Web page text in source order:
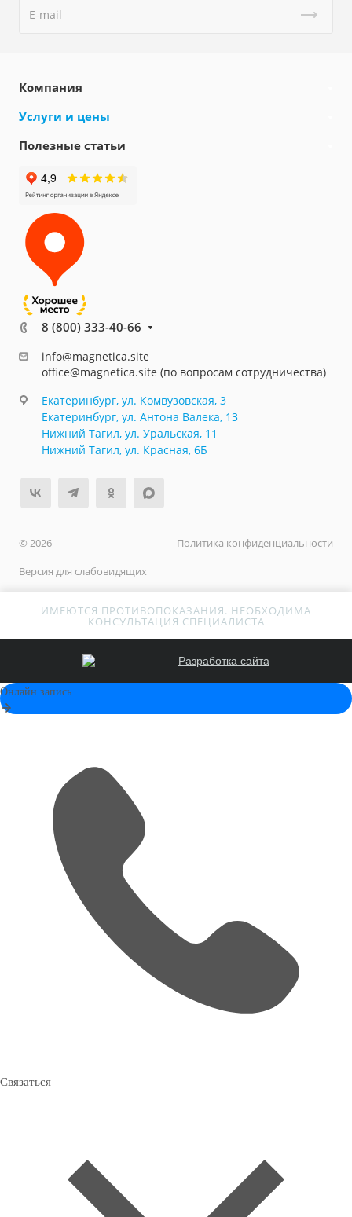
Компания
Услуги и цены
Полезные статьи
8 (800) 333-40-66
info@magnetica.site
office@magnetica.site (по вопросам сотрудничества)
Екатеринбург, ул. Комвузовская, 3
Екатеринбург, ул. Антона Валека, 13
Нижний Тагил, ул. Уральская, 11
Нижний Тагил, ул. Красная, 6Б
© 2026
Политика конфиденциальности
Версия для слабовидящих
ИМЕЮТСЯ ПРОТИВОПОКАЗАНИЯ. НЕОБХОДИМА
КОНСУЛЬТАЦИЯ СПЕЦИАЛИСТА
Разработка сайта